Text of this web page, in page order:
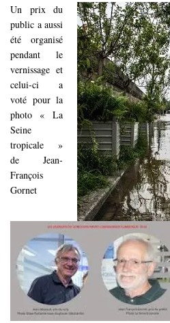
Un prix du
public a aussi
été organisé
pendant le
vernissage et
celui-ci a
voté pour la
photo « La
Seine
tropicale »
de Jean-
François
Gornet